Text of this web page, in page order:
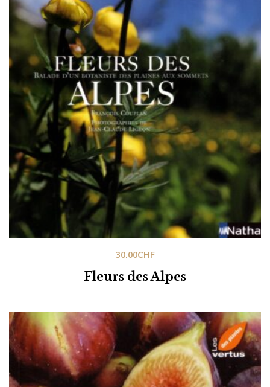
Fleurs des Alpes
30.00CHF